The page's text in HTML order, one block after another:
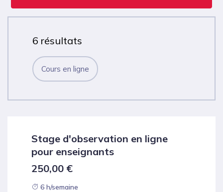
6 résultats
Cours en ligne
Stage d'observation en ligne
pour enseignants
250,00 €
6 h/semaine